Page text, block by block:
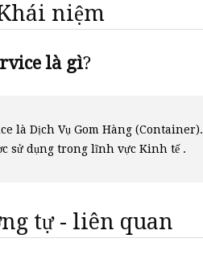
niệm
là gì?
là Dịch Vụ Gom Hàng (Container).
sử dụng trong lĩnh vực Kinh tế .
tự - liên quan